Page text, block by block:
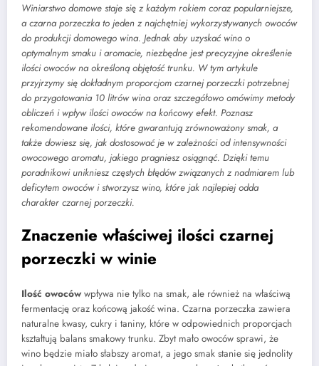
Winiarstwo domowe staje się z każdym rokiem coraz popularniejsze,
a czarna porzeczka to jeden z najchętniej wykorzystywanych owoców
do produkcji domowego wina. Jednak aby uzyskać wino o
optymalnym smaku i aromacie, niezbędne jest precyzyjne określenie
ilości owoców na określoną objętość trunku. W tym artykule
przyjrzymy się dokładnym proporcjom czarnej porzeczki potrzebnej
do przygotowania 10 litrów wina oraz szczegółowo omówimy metody
obliczeń i wpływ ilości owoców na końcowy efekt. Poznasz
rekomendowane ilości, które gwarantują zrównoważony smak, a
także dowiesz się, jak dostosować je w zależności od intensywności
owocowego aromatu, jakiego pragniesz osiągnąć. Dzięki temu
poradnikowi unikniesz częstych błędów związanych z nadmiarem lub
deficytem owoców i stworzysz wino, które jak najlepiej odda
charakter czarnej porzeczki.
Znaczenie właściwej ilości czarnej
porzeczki w winie
Ilość owoców wpływa nie tylko na smak, ale również na właściwą
fermentację oraz końcową jakość wina. Czarna porzeczka zawiera
naturalne kwasy, cukry i taniny, które w odpowiednich proporcjach
kształtują balans smakowy trunku. Zbyt mało owoców sprawi, że
wino będzie miało słabszy aromat, a jego smak stanie się jednolity